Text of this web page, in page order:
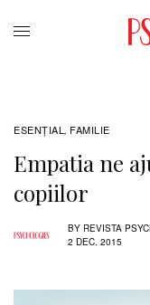
ESENȚIAL , FAMILIE
Empatia ne
copiilor
BY REVISTA
2 DEC. 2015